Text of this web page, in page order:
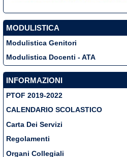
MODULISTICA
Modulistica Genitori
Modulistica Docenti - ATA
INFORMAZIONI
PTOF 2019-2022
CALENDARIO SCOLASTICO
Carta Dei Servizi
Regolamenti
Organi Collegiali